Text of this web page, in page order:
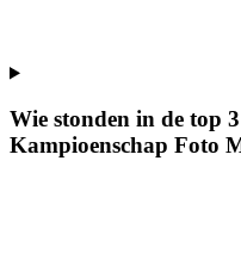
Wie stonden in de top
Kampioenschap Foto